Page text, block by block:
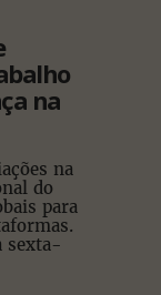
na
na
do
para
sexta-